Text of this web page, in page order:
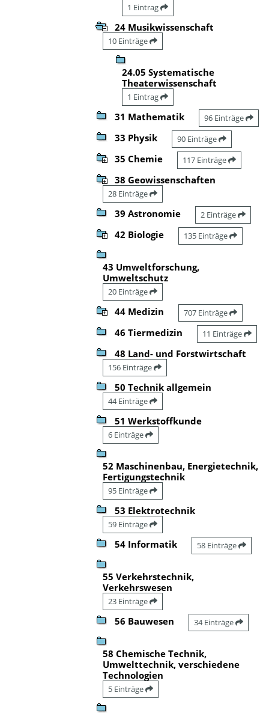
1 Eintrag
24 Musikwissenschaft
10 Einträge
24.05 Systematische
Theaterwissenschaft
1 Eintrag
31 Mathematik 96 Einträge
33 Physik 90 Einträge
35 Chemie 117 Einträge
38 Geowissenschaften
28 Einträge
39 Astronomie 2 Einträge
42 Biologie 135 Einträge
43 Umweltforschung,
Umweltschutz
20 Einträge
44 Medizin 707 Einträge
46 Tiermedizin 11 Einträge
48 Land- und Forstwirtschaft
156 Einträge
50 Technik allgemein
44 Einträge
51 Werkstoffkunde
6 Einträge
52 Maschinenbau, Energietechnik,
Fertigungstechnik
95 Einträge
53 Elektrotechnik
59 Einträge
54 Informatik 58 Einträge
55 Verkehrstechnik,
Verkehrswesen
23 Einträge
56 Bauwesen 34 Einträge
58 Chemische Technik,
Umwelttechnik, verschiedene
Technologien
5 Einträge